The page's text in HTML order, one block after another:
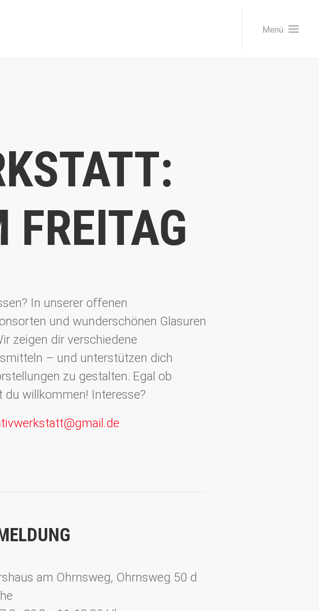
Menü
FREITAG
In unserer offenen
und wunderschönen Glasuren
zeigen dir verschiedene
– und unterstützen dich
zu gestalten. Egal ob
willkommen! Interesse?
am Ohrnsweg, Ohrnsweg 50 d